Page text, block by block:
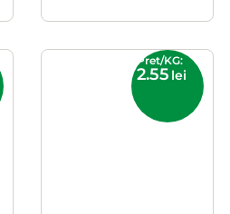
Pret/KG:
2.55 lei